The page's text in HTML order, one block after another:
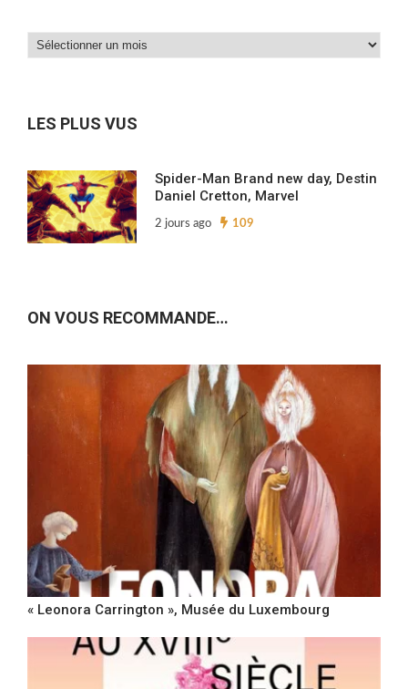
Dans
LES PLUS VUS
Spider-Man Brand new day, Destin
Daniel Cretton, Marvel
2 jours ago 109
ON VOUS RECOMMANDE…
« Leonora Carrington », Musée du Luxembourg